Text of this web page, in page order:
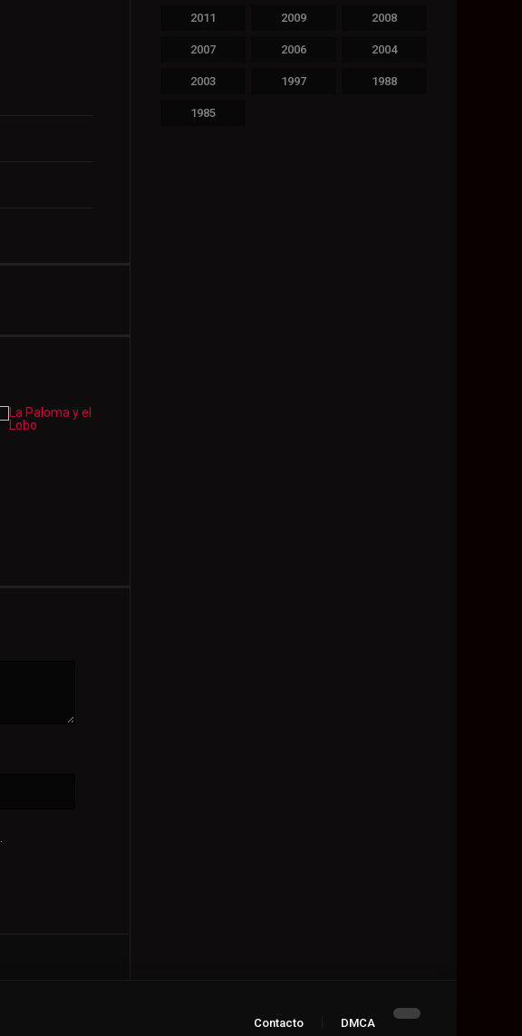
2011 2009 2008
2007 2006 2004
2003 1997 1988
1985
Contacto DMCA